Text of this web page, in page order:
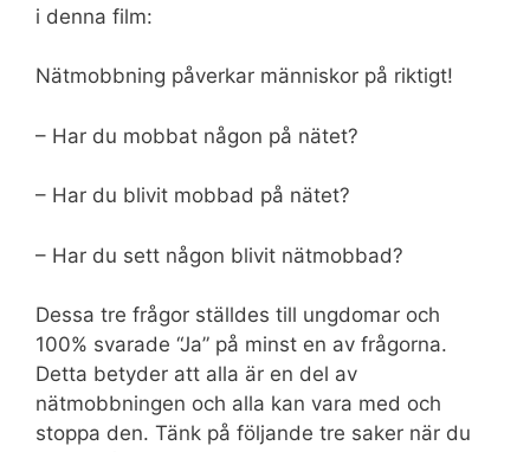
i denna film:
Nätmobbning påverkar människor på riktigt!
– Har du mobbat någon på nätet?
– Har du blivit mobbad på nätet?
– Har du sett någon blivit nätmobbad?
Dessa tre frågor ställdes till ungdomar och
100% svarade “Ja” på minst en av frågorna.
Detta betyder att alla är en del av
nätmobbningen och alla kan vara med och
stoppa den. Tänk på följande tre saker när du